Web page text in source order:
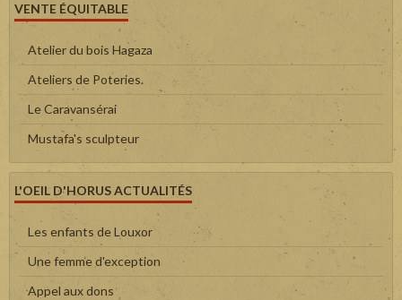
VENTE ÉQUITABLE
Atelier du bois Hagaza
Ateliers de Poteries.
Le Caravansérai
Mustafa's sculpteur
L'OEIL D'HORUS ACTUALITÉS
Les enfants de Louxor
Une femme d'exception
Appel aux dons